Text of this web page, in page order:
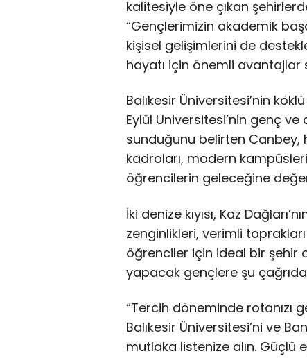
kalitesiyle öne çıkan
“Gençlerimizin akademik
kişisel gelişimlerini de
hayatı için önemli avantajlar
Balıkesir Üniversitesi’nin
Eylül Üniversitesi’nin genç ve
sunduğunu belirten Canbey,
kadroları, modern
öğrencilerin geleceğine
İki denize kıyısı, Kaz
zenginlikleri, verimli
öğrenciler için ideal bir şehir
yapacak gençlere şu
“Tercih döneminde rotanızı
Balıkesir Üniversitesi’ni ve
mutlaka listenize alın. Güçlü